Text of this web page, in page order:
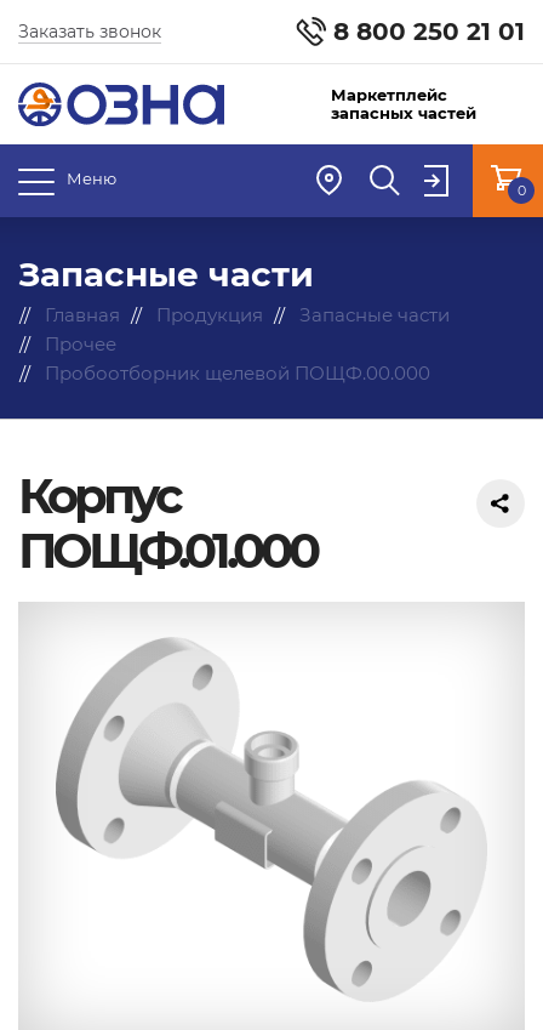
8 800 250 21 01
Заказать звонок
Маркетплейс
запасных частей
Меню
0
Запасные части
Главная Продукция
Запасные части
Прочее
Пробоотборник щелевой ПОЩФ.00.000
Корпус
ПОЩФ.01.000